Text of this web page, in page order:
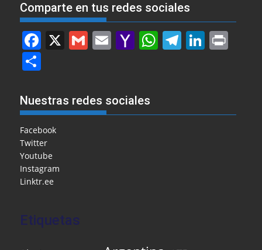
Comparte en tus redes sociales
F
e
b
o
o
k
X G
l
E
l
Y
o
o
W
A
T
a
Li
dI
ar
e
Nuestras redes sociales
Facebook
Twitter
Youtube
Instagram
Linktr.ee
Etiquetas